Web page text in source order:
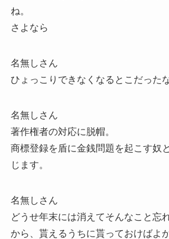
ね。
さよなら
名無しさん
ひょっこりできなくなるとこだったな
名無しさん
著作権者の対応に脱帽。
商標登録を盾に金銭問題を起こす奴
じます。
名無しさん
どうせ年末には消えてそんなこと忘
から、貰えるうちに貰っておけばよ